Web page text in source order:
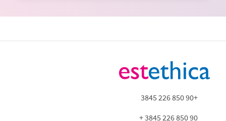
+90 850 226 3845
90 850 226 3845 +